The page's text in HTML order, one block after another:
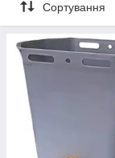
Сортування